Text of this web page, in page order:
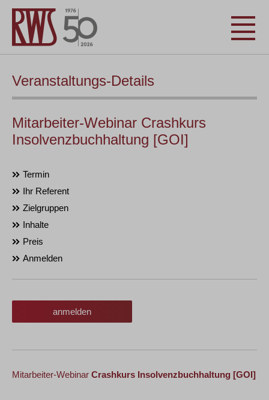
Veranstaltungs-Details
Mitarbeiter-Webinar Crashkurs
Insolvenzbuchhaltung [GOI]
Termin
Ihr Referent
Zielgruppen
Inhalte
Preis
Anmelden
anmelden
Mitarbeiter-Webinar Crashkurs Insolvenzbuchhaltung [GOI]